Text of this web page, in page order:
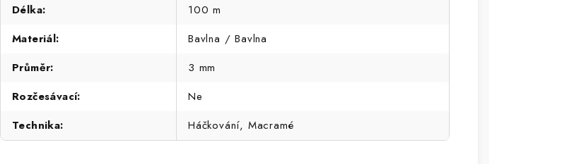
Délka:
100 m
Materiál:
Bavlna / Bavlna
Průměr:
3 mm
Rozčesávací:
Ne
Technika: Háčkování, Macramé